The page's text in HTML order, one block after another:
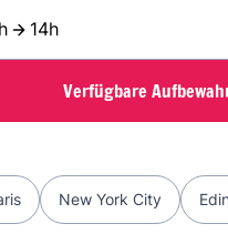
14h
Verfügbare
New York City